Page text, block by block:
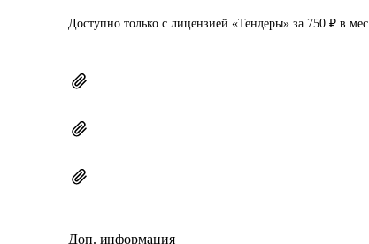
Доступно только с лицензией «Тендеры» за 750 ₽ в мес
Доп. информация